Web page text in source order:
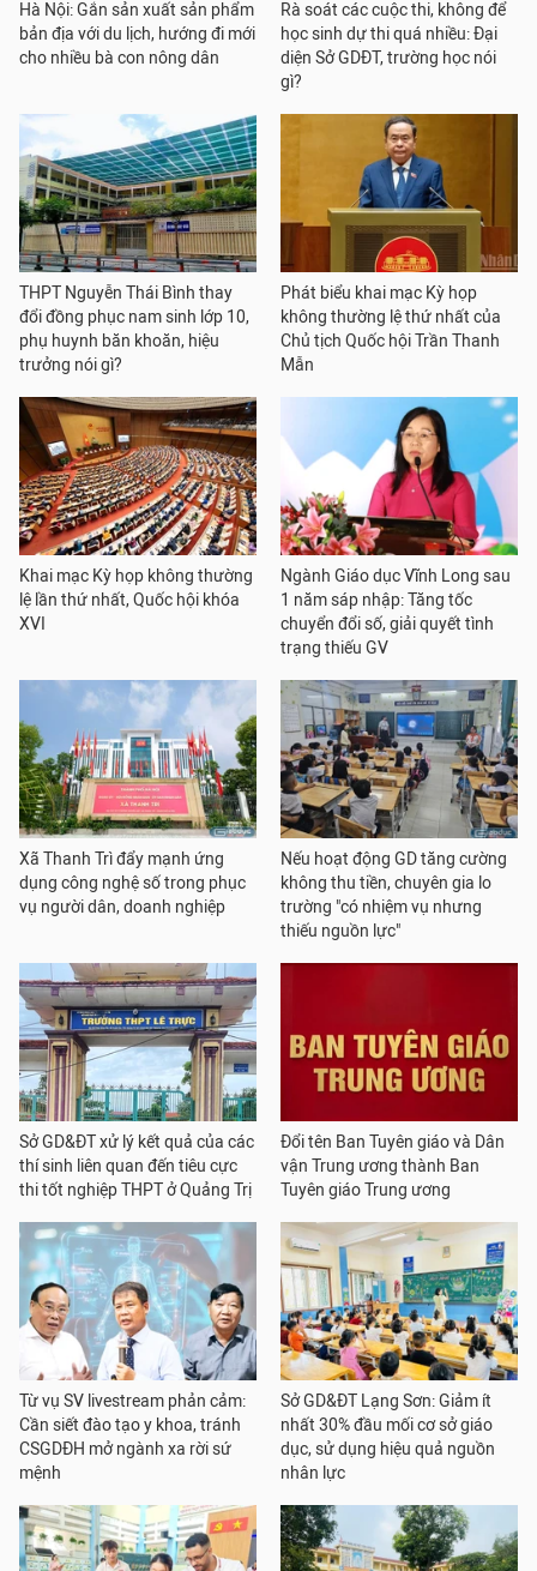
Hà Nội: Gắn sản xuất sản phẩm
bản địa với du lịch, hướng đi mới
cho nhiều bà con nông dân
Rà soát các cuộc thi, không để
học sinh dự thi quá nhiều: Đại
diện Sở GDĐT, trường học nói
gì?
THPT Nguyễn Thái Bình thay
đổi đồng phục nam sinh lớp 10,
phụ huynh băn khoăn, hiệu
trưởng nói gì?
Phát biểu khai mạc Kỳ họp
không thường lệ thứ nhất của
Chủ tịch Quốc hội Trần Thanh
Mẫn
Khai mạc Kỳ họp không thường
lệ lần thứ nhất, Quốc hội khóa
XVI
Ngành Giáo dục Vĩnh Long sau
1 năm sáp nhập: Tăng tốc
chuyển đổi số, giải quyết tình
trạng thiếu GV
Xã Thanh Trì đẩy mạnh ứng
dụng công nghệ số trong phục
vụ người dân, doanh nghiệp
Nếu hoạt động GD tăng cường
không thu tiền, chuyên gia lo
trường "có nhiệm vụ nhưng
thiếu nguồn lực"
Sở GD&ĐT xử lý kết quả của các
thí sinh liên quan đến tiêu cực
thi tốt nghiệp THPT ở Quảng Trị
Đổi tên Ban Tuyên giáo và Dân
vận Trung ương thành Ban
Tuyên giáo Trung ương
Từ vụ SV livestream phản cảm:
Cần siết đào tạo y khoa, tránh
CSGDĐH mở ngành xa rời sứ
mệnh
Sở GD&ĐT Lạng Sơn: Giảm ít
nhất 30% đầu mối cơ sở giáo
dục, sử dụng hiệu quả nguồn
nhân lực